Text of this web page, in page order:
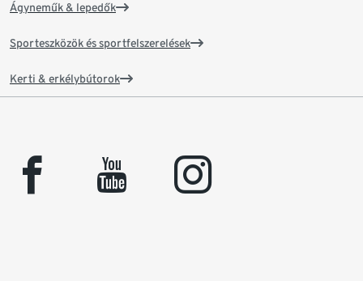
Ágyneműk & lepedők
Sporteszközök és sportfelszerelések
Kerti & erkélybútorok
facebook youtube instagram